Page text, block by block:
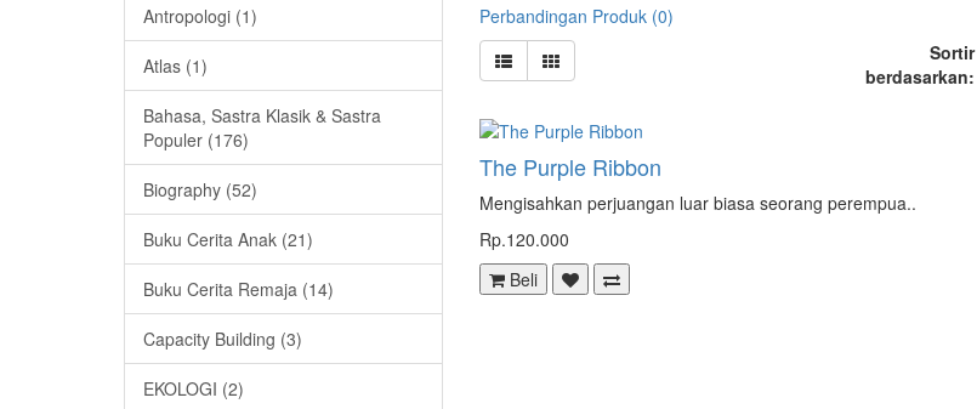
Antropologi (1)
Atlas (1)
Bahasa, Sastra Klasik & Sastra
Populer (176)
Biography (52)
Buku Cerita Anak (21)
Buku Cerita Remaja (14)
Capacity Building (3)
EKOLOGI (2)
Perbandingan Produk (0)
Sortir
berdasarkan:
The Purple Ribbon
Mengisahkan perjuangan luar biasa seorang perempua..
Rp.120.000
Beli